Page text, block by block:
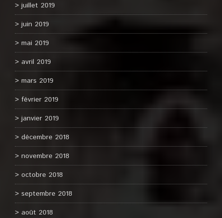
juillet 2019
juin 2019
mai 2019
avril 2019
mars 2019
février 2019
janvier 2019
décembre 2018
novembre 2018
octobre 2018
septembre 2018
août 2018